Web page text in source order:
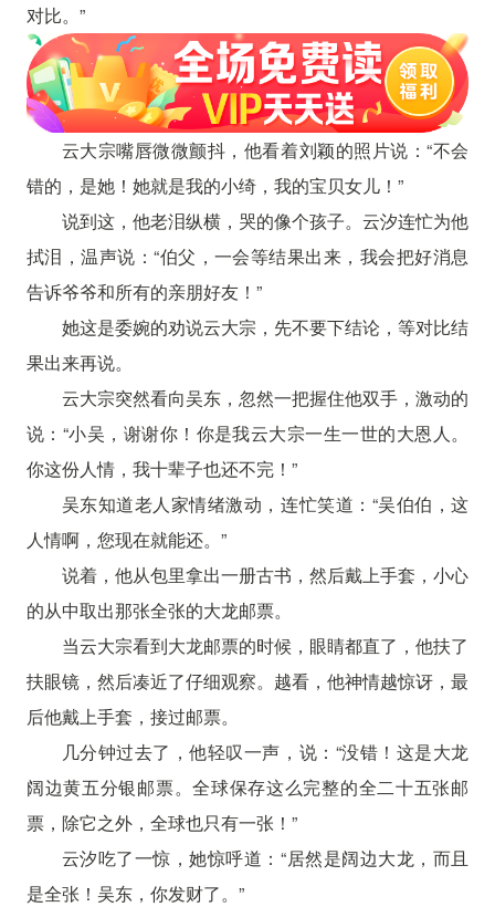
对比。”
云大宗嘴唇微微颤抖，他看着刘颖的照片说：“不会
错的，是她！她就是我的小绮，我的宝贝女儿！”
说到这，他老泪纵横，哭的像个孩子。云汐连忙为他
拭泪，温声说：“伯父，一会等结果出来，我会把好消息
告诉爷爷和所有的亲朋好友！”
她这是委婉的劝说云大宗，先不要下结论，等对比结
果出来再说。
云大宗突然看向吴东，忽然一把握住他双手，激动的
说：“小吴，谢谢你！你是我云大宗一生一世的大恩人。
你这份人情，我十辈子也还不完！”
吴东知道老人家情绪激动，连忙笑道：“吴伯伯，这
人情啊，您现在就能还。”
说着，他从包里拿出一册古书，然后戴上手套，小心
的从中取出那张全张的大龙邮票。
当云大宗看到大龙邮票的时候，眼睛都直了，他扶了
扶眼镜，然后凑近了仔细观察。越看，他神情越惊讶，最
后他戴上手套，接过邮票。
几分钟过去了，他轻叹一声，说：“没错！这是大龙
阔边黄五分银邮票。全球保存这么完整的全二十五张邮
票，除它之外，全球也只有一张！”
云汐吃了一惊，她惊呼道：“居然是阔边大龙，而且
是全张！吴东，你发财了。”